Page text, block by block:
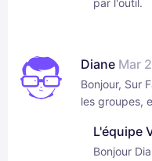
par l'outil.
Diane Mar
Bonjour, Sur
les groupes,
L'équipe
Bonjour